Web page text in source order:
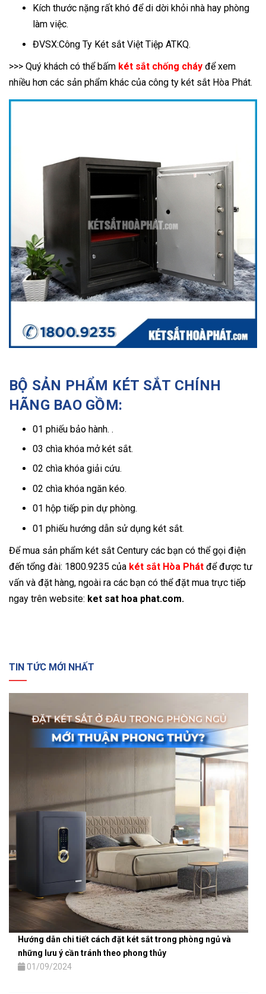
Kích thước nặng rất khó để di dời khỏi nhà hay phòng
làm việc.
ĐVSX:Công Ty Két sắt Việt Tiệp ATKQ.
>>> Quý khách có thể bấm két sắt chống cháy để xem
nhiều hơn các sản phẩm khác của công ty két sắt Hòa Phát.
BỘ SẢN PHẨM KÉT SẮT CHÍNH
HÃNG BAO GỒM:
01 phiếu bảo hành. .
03 chìa khóa mở két sắt.
02 chìa khóa giải cứu.
02 chìa khóa ngăn kéo.
01 hộp tiếp pin dự phòng.
01 phiếu hướng dẫn sử dụng két sắt.
Để mua sản phẩm két sắt Century các bạn có thể gọi điện
đến tổng đài: 1800.9235 của két sắt Hòa Phát để được tư
vấn và đặt hàng, ngoài ra các bạn có thể đặt mua trực tiếp
ngay trên website: ket sat hoa phat.com.
TIN TỨC MỚI NHẤT
Hướng dẫn chi tiết cách đặt két sắt trong phòng ngủ và
những lưu ý cần tránh theo phong thủy
01/09/2024